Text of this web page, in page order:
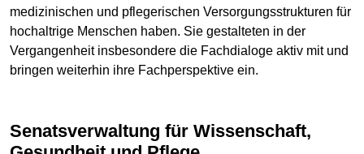
medizinischen und pflegerischen Versorgungsstrukturen für
hochaltrige Menschen haben. Sie gestalteten in der
Vergangenheit insbesondere die Fachdialoge aktiv mit und
bringen weiterhin ihre Fachperspektive ein.
Senatsverwaltung für Wissenschaft,